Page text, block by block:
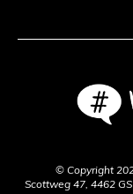
© Copyright
Scottweg 47, 4462